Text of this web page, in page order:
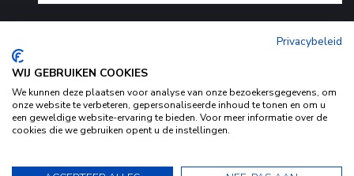
© Copyright 2026 KofferStunter- Powered by
gebruik van cookies om onze website te verbeteren.
Privacybeleid
WIJ GEBRUIKEN COOKIES
We kunnen deze plaatsen voor analyse van onze bezoekersgegevens, om
onze website te verbeteren, gepersonaliseerde inhoud te tonen en om u
een geweldige website-ervaring te bieden. Voor meer informatie over de
cookies die we gebruiken opent u de instellingen.